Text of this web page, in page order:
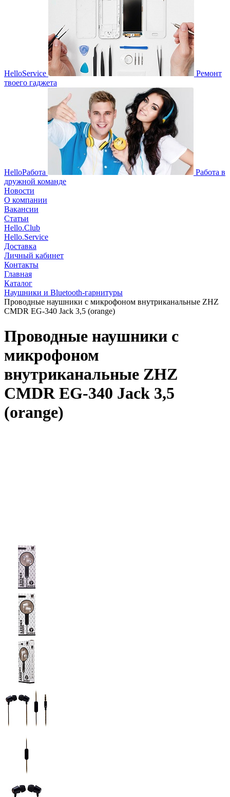
HelloService
Ремонт
твоего гаджета
HelloРабота
Работа в
дружной команде
Новости
О компании
Вакансии
Статьи
Hello.Club
Hello.Service
Доставка
Личный кабинет
Контакты
Главная
Каталог
Наушники и Bluetooth-гарнитуры
Проводные наушники с микрофоном внутриканальные ZHZ
CMDR EG-340 Jack 3,5 (orange)
Проводные наушники с
микрофоном
внутриканальные ZHZ
CMDR EG-340 Jack 3,5
(orange)